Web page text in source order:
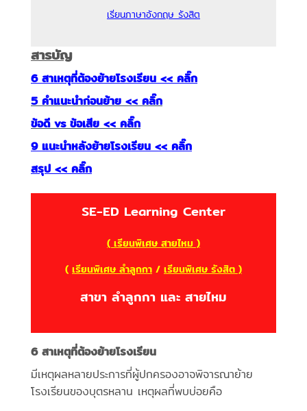
เรียนภาษาอังกฤษ รังสิต
สารบัญ
6 สาเหตุที่ต้องย้ายโรงเรียน << คลิ๊ก
5 คำแนะนำก่อนย้าย << คลิ๊ก
ข้อดี vs ข้อเสีย << คลิ๊ก
9 แนะนำหลังย้ายโรงเรียน << คลิ๊ก
สรุป << คลิ๊ก
SE-ED Learning Center
( เรียนพิเศษ สายไหม )
( เรียนพิเศษ ลำลูกกา / เรียนพิเศษ รังสิต )
สาขา ลำลูกกา และ สายไหม
6 สาเหตุที่ต้องย้ายโรงเรียน
มีเหตุผลหลายประการที่ผู้ปกครองอาจพิจารณาย้าย
โรงเรียนของบุตรหลาน เหตุผลที่พบบ่อยคือ